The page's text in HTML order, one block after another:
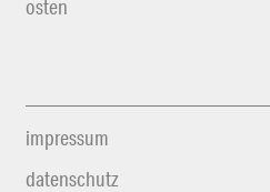
osten
impressum
datenschutz